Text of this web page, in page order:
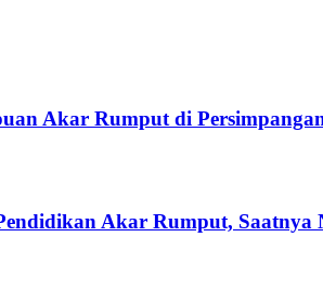
Akar Rumput di
Akar Rumput,